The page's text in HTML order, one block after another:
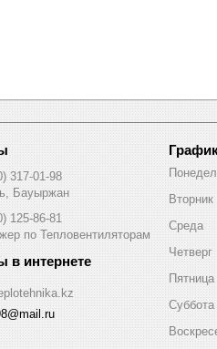
317-01-98
Бауыржан
125-86-81
по Тепловентиляторам
Вторник
Среда
Четверг
Пятница
Суббота